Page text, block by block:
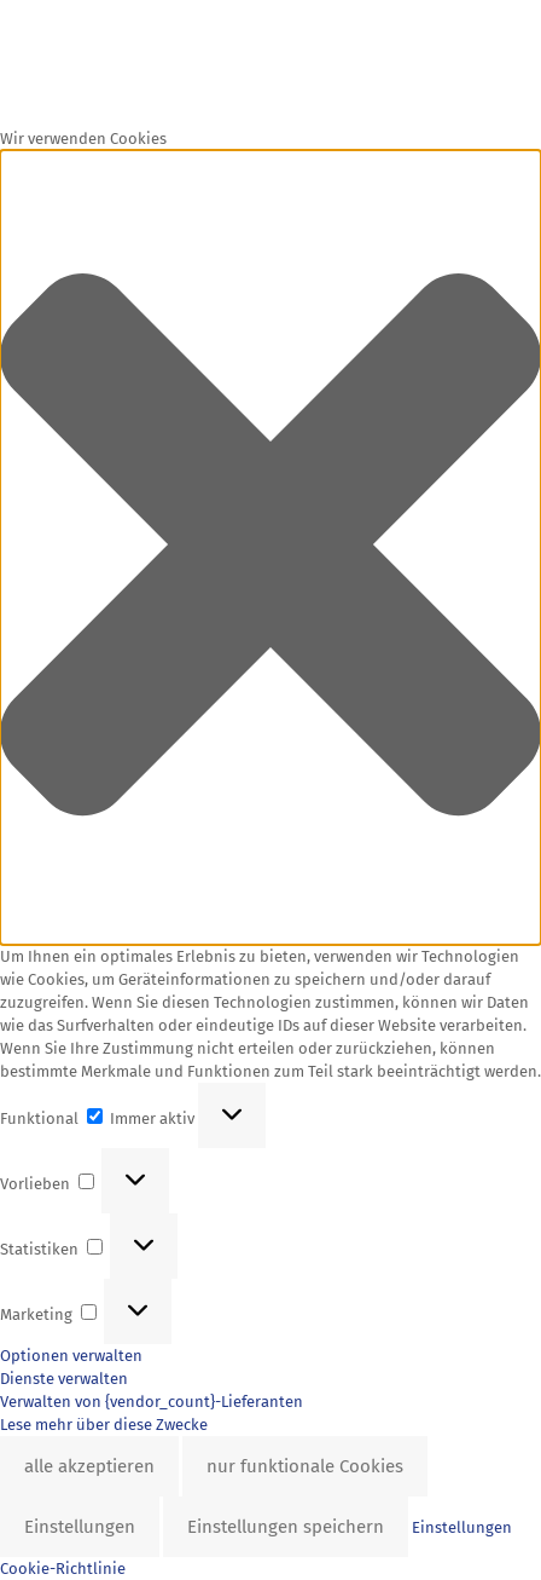
Wir verwenden Cookies
Um Ihnen ein optimales Erlebnis zu bieten, verwenden wir Technologien
wie Cookies, um Geräteinformationen zu speichern und/oder darauf
zuzugreifen. Wenn Sie diesen Technologien zustimmen, können wir Daten
wie das Surfverhalten oder eindeutige IDs auf dieser Website verarbeiten.
Wenn Sie Ihre Zustimmung nicht erteilen oder zurückziehen, können
bestimmte Merkmale und Funktionen zum Teil stark beeinträchtigt werden.
Funktional
Immer aktiv
Vorlieben
Statistiken
Marketing
Optionen verwalten
Dienste verwalten
Verwalten von {vendor_count}-Lieferanten
Lese mehr über diese Zwecke
alle akzeptieren nur funktionale Cookies
Einstellungen Einstellungen speichern Einstellungen
Cookie-Richtlinie